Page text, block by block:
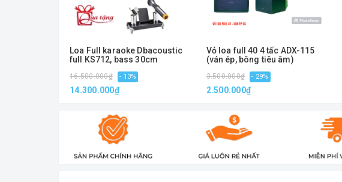
Loa Full karaoke Dbacoustic
full KS712, bass 30cm
16.500.000₫ - 13%
14.300.000₫
Vỏ loa full 40 4 tấc ADX-115
(ván ép, bông tiêu âm)
3.500.000₫ - 29%
2.500.000₫